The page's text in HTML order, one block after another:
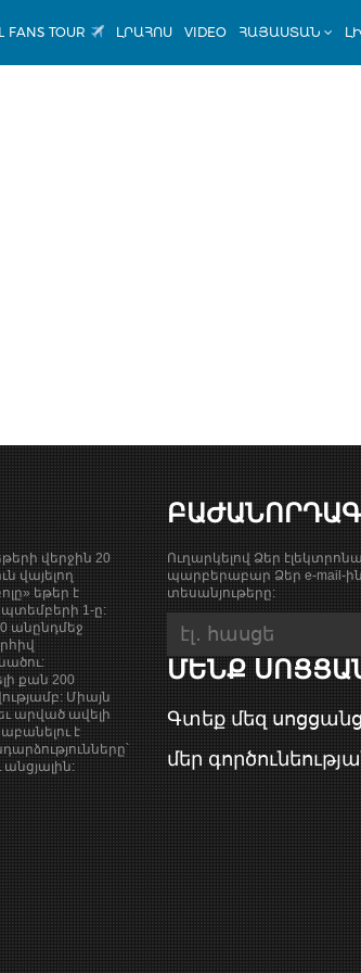
FANS TOUR ԼՐԱՀՈՍ VIDEO ՀԱՅԱՍՏԱՆ
վերջին 20
վայելող
եթեր է
1-ը:
անընդմեջ
քան 200
Միայն
արված ավելի
է
Ուղարկելով Ձեր
պարբերաբար Ձեր e-mail-
տեսանյութերը:
ՄԵՆՔ
Գտեք մեզ
մեր